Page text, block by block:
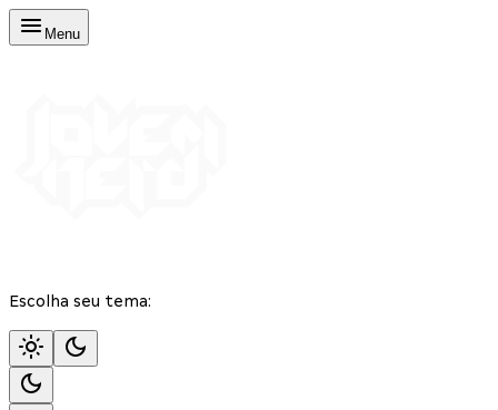
Menu
Escolha seu tema: